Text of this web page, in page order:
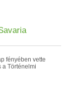
fényében vette
a Történelmi